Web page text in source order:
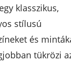
klasszikus,
stílusú
és
tükrözi